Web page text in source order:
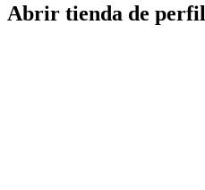
Abrir tienda de perfil